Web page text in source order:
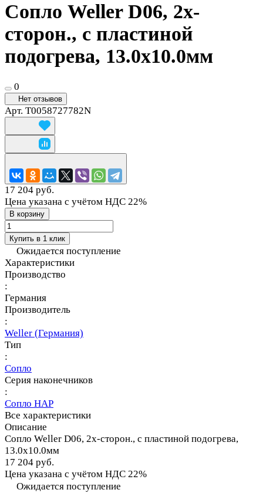
Сопло Weller D06, 2х-
сторон., с пластиной
подогрева, 13.0х10.0мм
0
Нет отзывов
Арт. T0058727782N
17 204 руб.
Цена указана с учётом НДС 22%
В корзину
Купить в 1 клик
Ожидается поступление
Характеристики
Производство
:
Германия
Производитель
:
Weller (Германия)
Тип
:
Сопло
Серия наконечников
:
Сопло HAP
Все характеристики
Описание
Сопло Weller D06, 2х-сторон., с пластиной подогрева,
13.0х10.0мм
17 204 руб.
Цена указана с учётом НДС 22%
Ожидается поступление